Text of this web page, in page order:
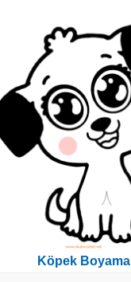
Köpek Boyama